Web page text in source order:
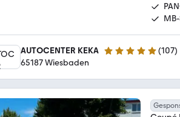
AUTOCENTER KEKA 5 Sterne (107)
65187 Wiesbaden